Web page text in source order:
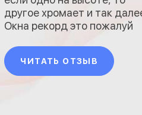
другое хромает и так
Окна рекорд это пожалуй
правил. От оформления
заказа до созерцания
отличного качества окон
ЧИТАТЬ ОТЗЫВ